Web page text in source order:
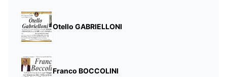
Otello GABRIELLONI
Franco BOCCOLINI